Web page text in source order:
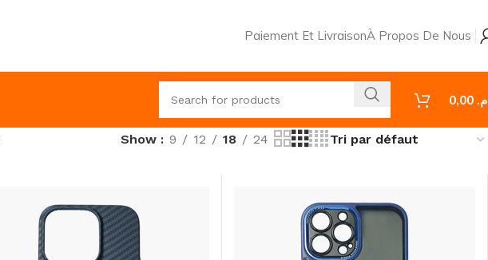
Paiement Et LivraisonÀ Propos De Nous
Show 9 12 18 24